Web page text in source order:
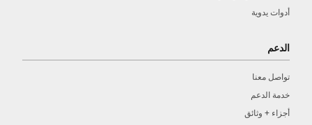
أدوات يدوية
الدعم
تواصل معنا
خدمة الدعم
أجزاء + وثائق